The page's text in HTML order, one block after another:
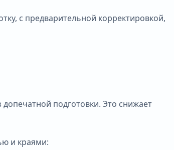
с предварительной корректировкой,
подготовки. Это снижает
и краями: